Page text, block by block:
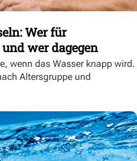
Wer für
wer dagegen
wenn das Wasser knapp wird.
Altersgruppe und